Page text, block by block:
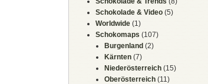
Schokolade & Video (5)
Worldwide (1)
Schokomaps (107)
Burgenland (2)
Kärnten (7)
Niederösterreich (15)
Oberösterreich (11)